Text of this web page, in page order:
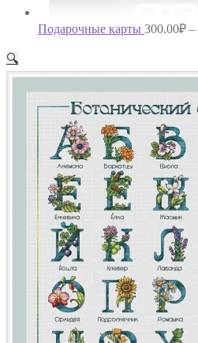
Подарочные карты 300.00₽ –
🔍